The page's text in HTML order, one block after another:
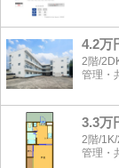
4.2万
2階/
管理・
3.3万
2階/
管理・